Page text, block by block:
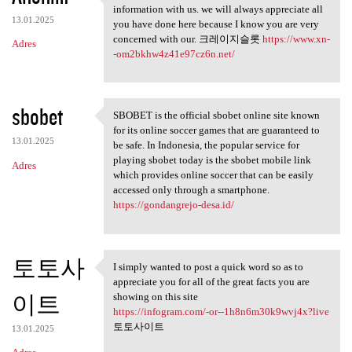
13.01.2025
Adres
Thank you because you have
information with us. we will always appreciate all
you have done here because I know you are very
concerned with our. 크레이지슬롯 https://www.xn-
-om2bkhw4z41e97cz6n.net/
sbobet
13.01.2025
Adres
SBOBET is the official sbobet
SBOBET is the official sbobet online site known
for its online soccer games that are guaranteed to
be safe. In Indonesia, the popular service for
playing sbobet today is the sbobet mobile link
which provides online soccer that can be easily
accessed only through a smartphone.
https://gondangrejo-desa.id/
토토사
이트
13.01.2025
I simply wanted to post a
I simply wanted to post a quick word so as to
appreciate you for all of the great facts you are
showing on this site
https://infogram.com/-or--1h8n6m30k9wvj4x?live
토토사이트